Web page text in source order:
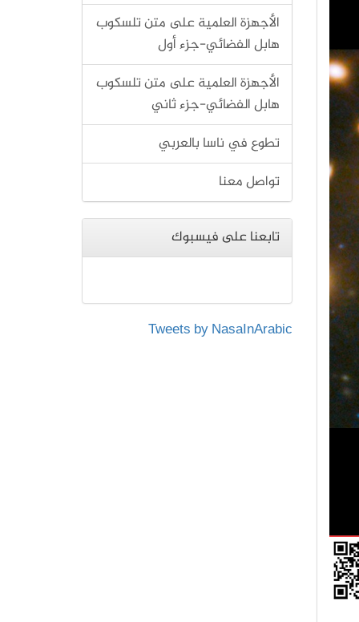
الأجهزة العلمية على متن تلسكوب
هابل الفضائي-جزء أول
الأجهزة العلمية على متن تلسكوب
هابل الفضائي-جزء ثاني
تطوع في ناسا بالعربي
تواصل معنا
تابعنا على فيسبوك
Tweets by NasaInArabic